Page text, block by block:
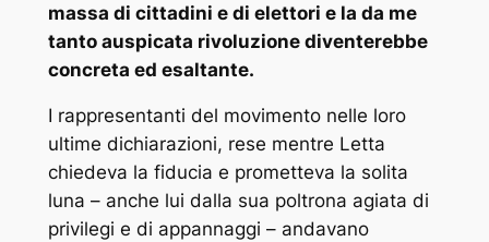
massa di cittadini e di elettori e la da me
tanto auspicata rivoluzione diventerebbe
concreta ed esaltante.
I rappresentanti del movimento nelle loro
ultime dichiarazioni, rese mentre Letta
chiedeva la fiducia e prometteva la solita
luna – anche lui dalla sua poltrona agiata di
privilegi e di appannaggi – andavano